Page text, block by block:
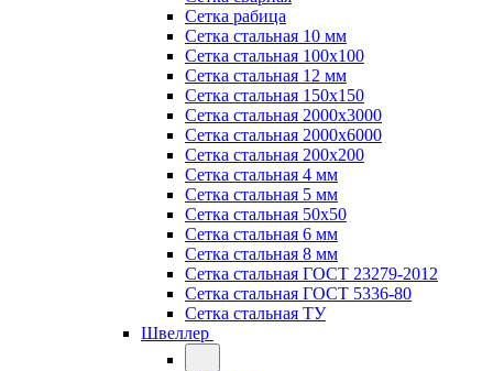
Сетка рабица
Сетка стальная 10 мм
Сетка стальная 100х100
Сетка стальная 12 мм
Сетка стальная 150х150
Сетка стальная 2000х3000
Сетка стальная 2000х6000
Сетка стальная 200х200
Сетка стальная 4 мм
Сетка стальная 5 мм
Сетка стальная 50х50
Сетка стальная 6 мм
Сетка стальная 8 мм
Сетка стальная ГОСТ 23279-2012
Сетка стальная ГОСТ 5336-80
Сетка стальная ТУ
Швеллер